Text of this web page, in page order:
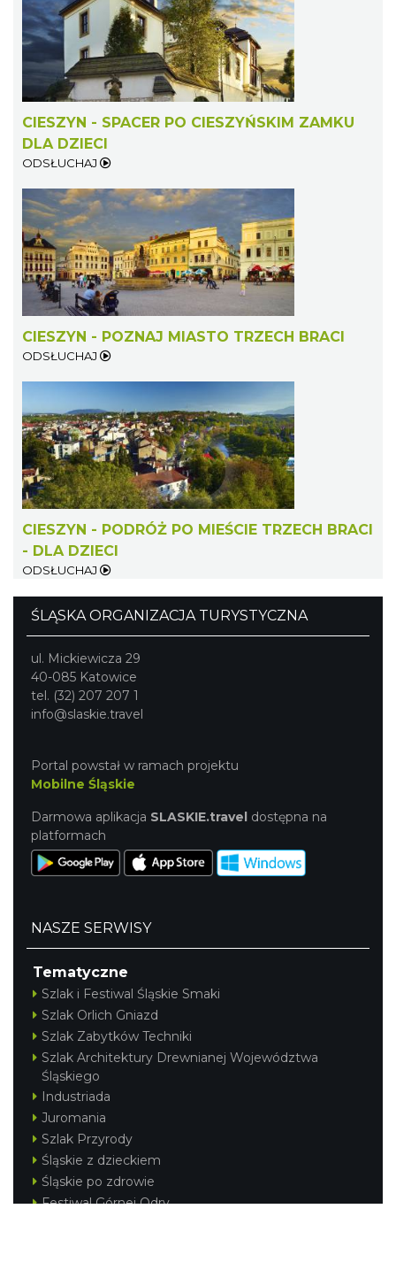
2026-08-30
1.94 km
2026-09-06
1.94 km
Cieszyn
Cieszyn
Cieszyn
2026-08-29
1.94 km
XV Skarby z Cieszyńskiej Trówły
Cieszyn
1.94 km
CIESZYN - SPACER PO CIESZYŃSKIM ZAMKU
DLA DZIECI
ODSŁUCHAJ
CIESZYN - POZNAJ MIASTO TRZECH BRACI
ODSŁUCHAJ
CIESZYN - PODRÓŻ PO MIEŚCIE TRZECH BRACI
- DLA DZIECI
ODSŁUCHAJ
ŚLĄSKA ORGANIZACJA TURYSTYCZNA
ul. Mickiewicza 29
40-085 Katowice
tel. (32) 207 207 1
info@slaskie.travel
Portal powstał w ramach projektu
Mobilne Śląskie
Darmowa aplikacja SLASKIE.travel dostępna na
platformach
NASZE SERWISY
Tematyczne
Szlak i Festiwal Śląskie Smaki
Szlak Orlich Gniazd
Szlak Zabytków Techniki
Szlak Architektury Drewnianej Województwa
Śląskiego
Industriada
Juromania
Szlak Przyrody
Śląskie z dzieckiem
Śląskie po zdrowie
Festiwal Górnej Odry